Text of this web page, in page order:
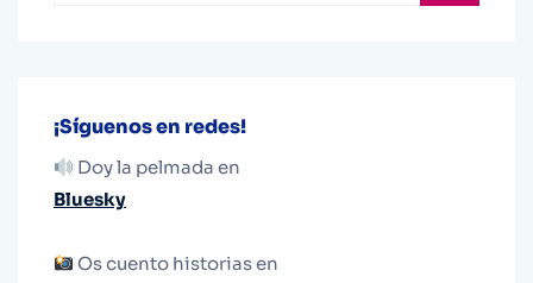
¡Síguenos en redes!
Doy la pelmada en
Bluesky
Os cuento historias en